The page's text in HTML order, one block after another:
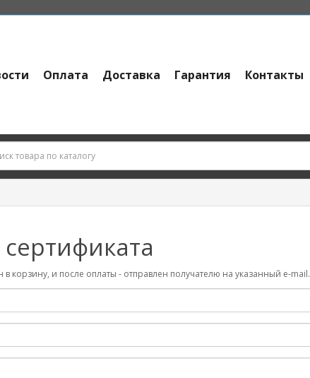
Оплата Доставка Гарантия Контакты
корзину, и после оплаты - отправлен получателю на указанный e-mail.